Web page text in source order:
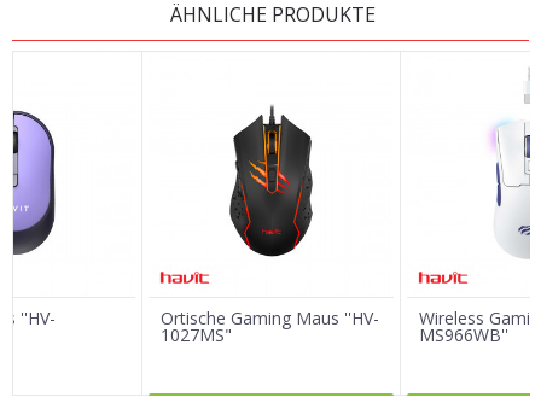
E-Mail
Nachricht
ÄHNLICHE PRODUKTE
''HV- Ortische Gaming Maus ''HV-
1027MS"
Wireless
MS966WB''